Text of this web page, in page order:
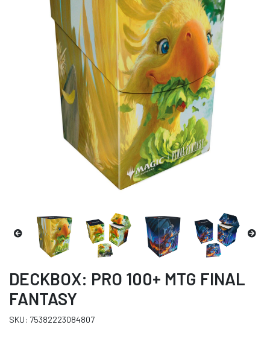
DECKBOX: PRO 100+ MTG FINAL
FANTASY
SKU: 75382223084807